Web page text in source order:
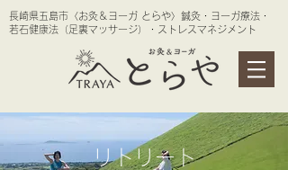
長崎県五島市〈お灸＆ヨーガ とらや〉鍼灸・ヨーガ療法・
若石健康法（足裏マッサージ）・ストレスマネジメント
リトリート